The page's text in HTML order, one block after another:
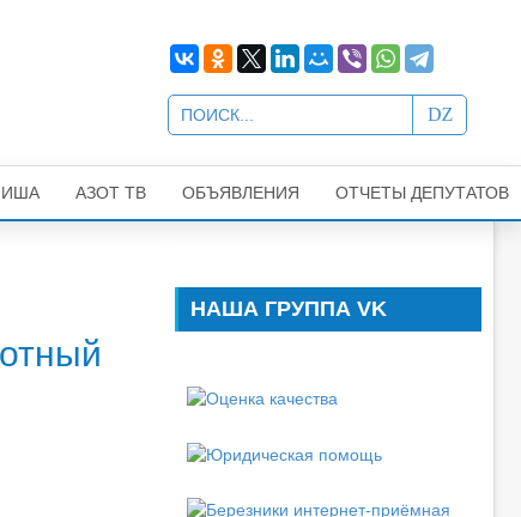
АЗОТ ТВ ОБЪЯВЛЕНИЯ ОТЧЕТЫ ДЕПУТАТОВ
НАША ГРУППА VK